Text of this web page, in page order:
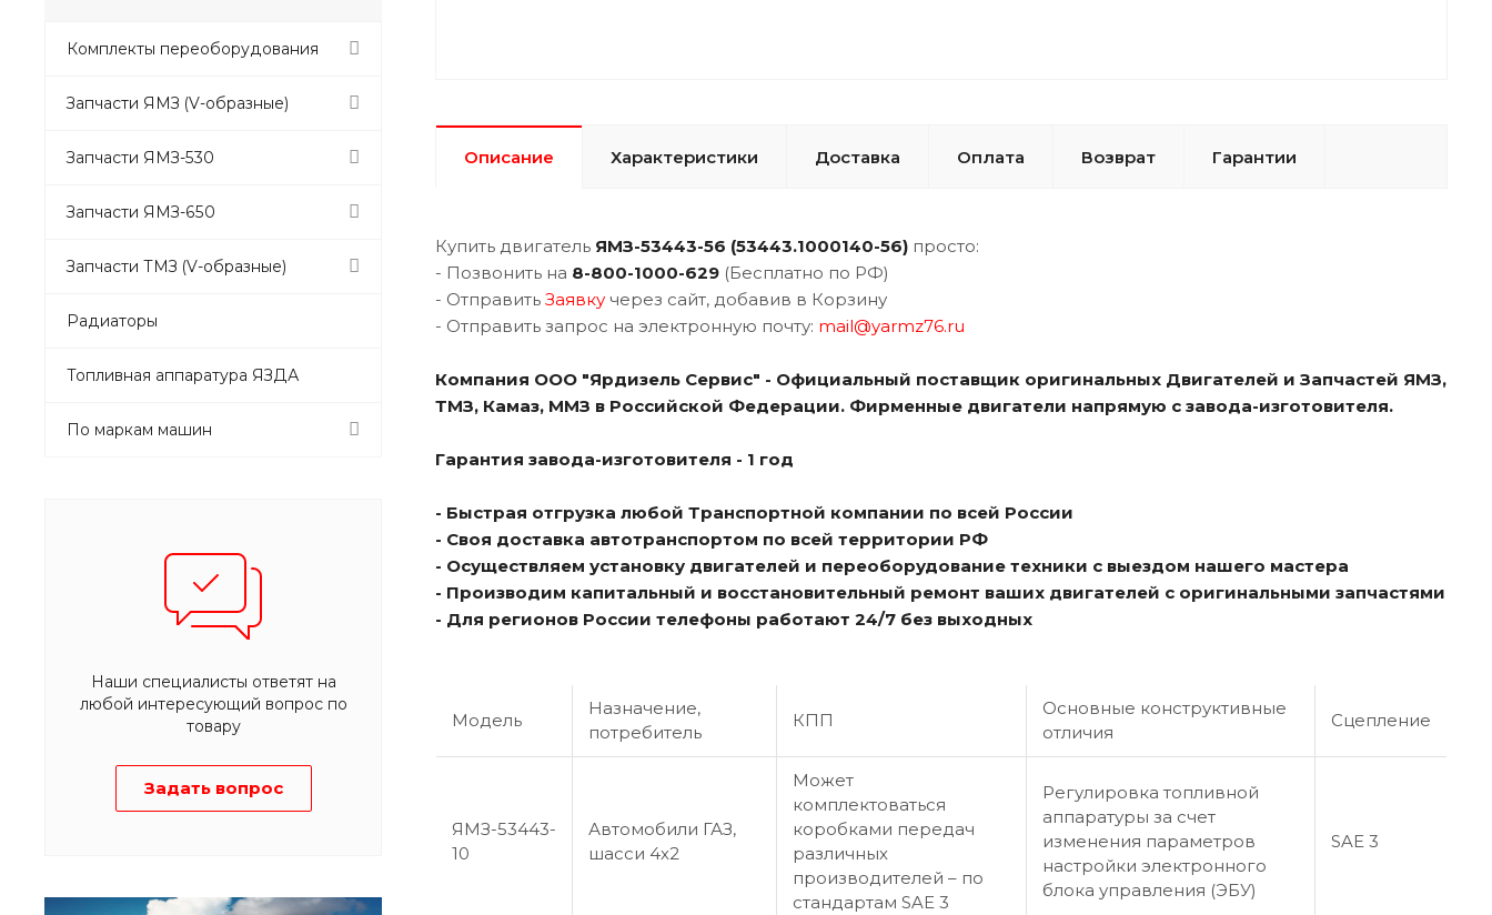
Описание Характеристики Доставка Оплата Возврат Гарантии
Купить двигатель ЯМЗ-53443-56 (53443.1000140-56) просто:
- Позвонить на 8-800-1000-629 (Бесплатно по РФ)
- Отправить Заявку через сайт, добавив в Корзину
- Отправить запрос на электронную почту: mail@yarmz76.ru
Компания ООО "Ярдизель Сервис" - Официальный поставщик оригинальных Двигателей и Запчастей ЯМЗ,
ТМЗ, Камаз, ММЗ в Российской Федерации. Фирменные двигатели напрямую с завода-изготовителя.
Гарантия завода-изготовителя - 1 год
- Быстрая отгрузка любой Транспортной компании по всей России
- Своя доставка автотранспортом по всей территории РФ
- Осуществляем установку двигателей и переоборудование техники с выездом нашего мастера
- Производим капитальный и восстановительный ремонт ваших двигателей с оригинальными запчастями
- Для регионов России телефоны работают 24/7 без выходных
Модель
Назначение,
потребитель
КПП
Основные конструктивные
отличия
Сцепление
ЯМЗ-53443-
10
Автомобили ГАЗ,
шасси 4х2
Может
комплектоваться
коробками передач
различных
производителей – по
стандартам SAE 3
Регулировка топливной
аппаратуры за счет
изменения параметров
настройки электронного
блока управления (ЭБУ)
SAE 3
Комплекты переоборудования
Запчасти ЯМЗ (V-образные)
Запчасти ЯМЗ-530
Запчасти ЯМЗ-650
Запчасти ТМЗ (V-образные)
Радиаторы
Топливная аппаратура ЯЗДА
По маркам машин
Наши специалисты ответят на
любой интересующий вопрос по
товару
Задать вопрос